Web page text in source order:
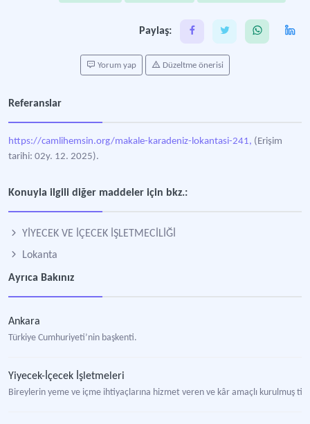
Paylaş:
Yorum yap Düzeltme önerisi
Referanslar
https://camlihemsin.org/makale-karadeniz-lokantasi-241, (Erişim
tarihi: 02y. 12. 2025).
Konuyla ilgili diğer maddeler için bkz.:
YİYECEK VE İÇECEK İŞLETMECİLİĞİ
Lokanta
Ayrıca Bakınız
Ankara
Türkiye Cumhuriyeti’nin başkenti.
Yiyecek-İçecek İşletmeleri
Bireylerin yeme ve içme ihtiyaçlarına hizmet veren ve kâr amaçlı kurulmuş